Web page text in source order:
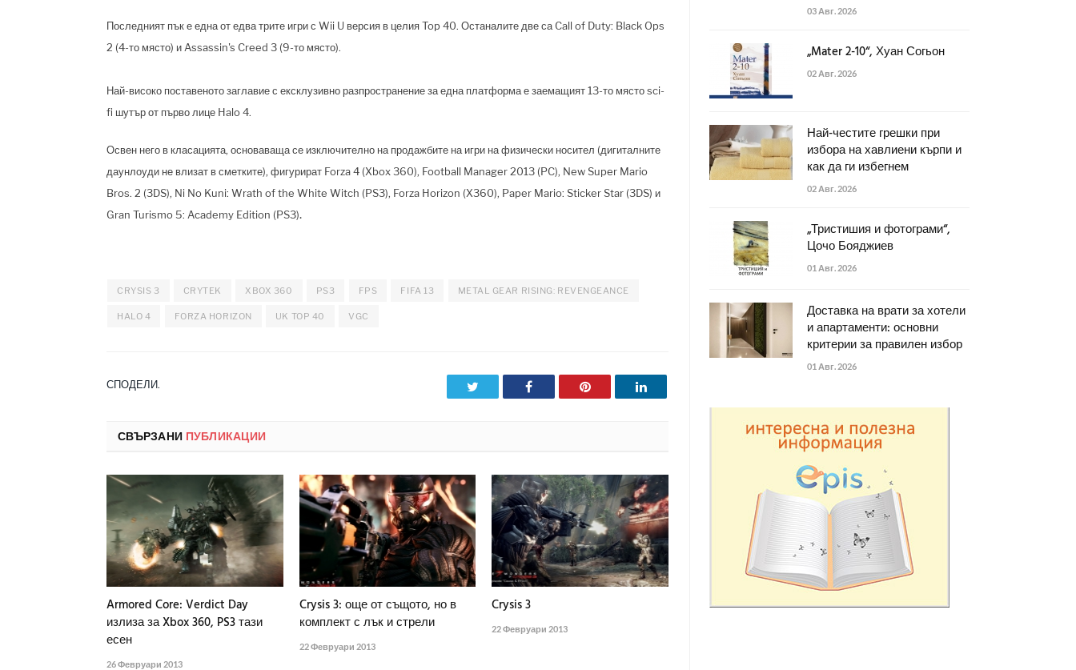
Последният пък е една от едва трите игри с Wii U версия в целия Top 40. Останалите две са Call of Duty: Black Ops
2 (4-то място) и Assassin's Creed 3 (9-то място).
Най-високо поставеното заглавие с ексклузивно разпространение за една платформа е заемащият 13-то място sci-
fi шутър от първо лице Halo 4.
Освен него в класацията, основаваща се изключително на продажбите на игри на физически носител (дигиталните
даунлоуди не влизат в сметките), фигурират Forza 4 (Xbox 360), Football Manager 2013 (PC), New Super Mario
Bros. 2 (3DS), Ni No Kuni: Wrath of the White Witch (PS3), Forza Horizon (X360), Paper Mario: Sticker Star (3DS) и
Gran Turismo 5: Academy Edition (PS3).
CRYSIS 3 CRYTEK XBOX 360 PS3 FPS FIFA 13 METAL GEAR RISING: REVENGEANCE
HALO 4 FORZA HORIZON UK TOP 40 VGC
СПОДЕЛИ. Facebook Pinterest LinkedIn
СВЪРЗАНИ ПУБЛИКАЦИИ
Armored Core: Verdict Day
излиза за Xbox 360, PS3 тази
есен
26 Февруари 2013
Crysis 3: още от същото, но в
комплект с лък и стрели
22 Февруари 2013
Crysis 3
22 Февруари 2013
03 Авг. 2026
„Mater 2-10“, Хуан Согьон
02 Авг. 2026
Най-честите грешки при
избора на хавлиени кърпи и
как да ги избегнем
02 Авг. 2026
„Тристишия и фотограми“,
Цочо Бояджиев
01 Авг. 2026
Доставка на врати за хотели
и апартаменти: основни
критерии за правилен избор
01 Авг. 2026